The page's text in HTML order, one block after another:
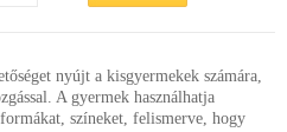
nyújt a kisgyermekek számára,
A gyermek használhatja
színeket, felismerve, hogy